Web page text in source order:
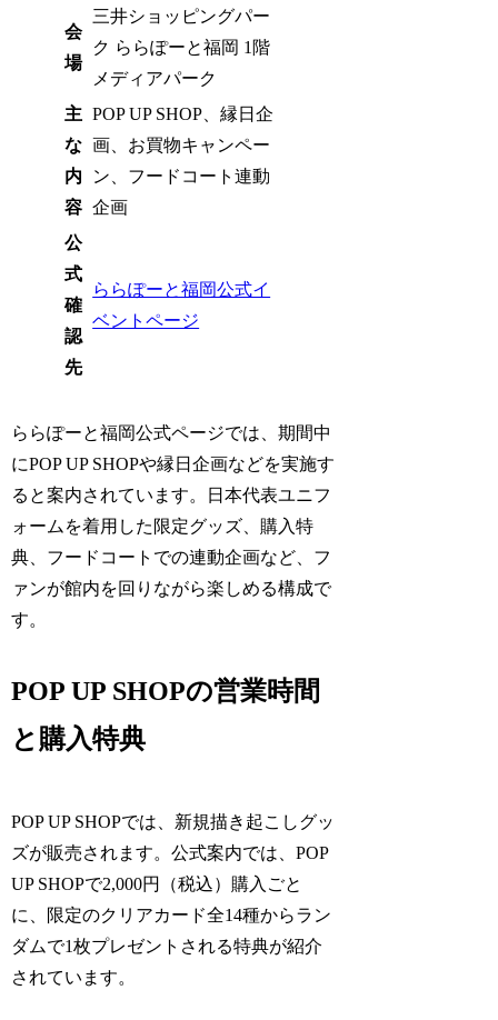
会
場
三井ショッピングパー
ク ららぽーと福岡 1階
メディアパーク
主
な
内
容
POP UP SHOP、縁日企
画、お買物キャンペー
ン、フードコート連動
企画
公
式
確
認
先
ららぽーと福岡公式イ
ベントページ
ららぽーと福岡公式ページでは、期間中
にPOP UP SHOPや縁日企画などを実施す
ると案内されています。日本代表ユニフ
ォームを着用した限定グッズ、購入特
典、フードコートでの連動企画など、フ
ァンが館内を回りながら楽しめる構成で
す。
POP UP SHOPの営業時間
と購入特典
POP UP SHOPでは、新規描き起こしグッ
ズが販売されます。公式案内では、POP
UP SHOPで2,000円（税込）購入ごと
に、限定のクリアカード全14種からラン
ダムで1枚プレゼントされる特典が紹介
されています。